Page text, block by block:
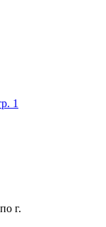
1
г.